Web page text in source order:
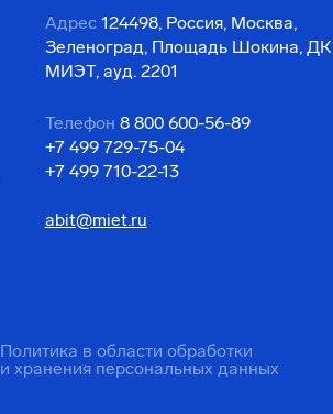
Адрес 124498, Россия, Москва,
Зеленоград, Площадь Шокина, ДК
МИЭТ, ауд. 2201
Телефон 8 800 600-56-89
+7 499 729-75-04
+7 499 710-22-13
abit@miet.ru
Политика в области обработки
и хранения персональных данных